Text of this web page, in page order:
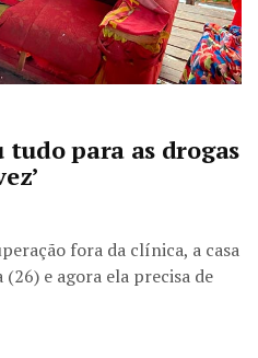
para as drogas
fora da clínica, a casa
e agora ela precisa de